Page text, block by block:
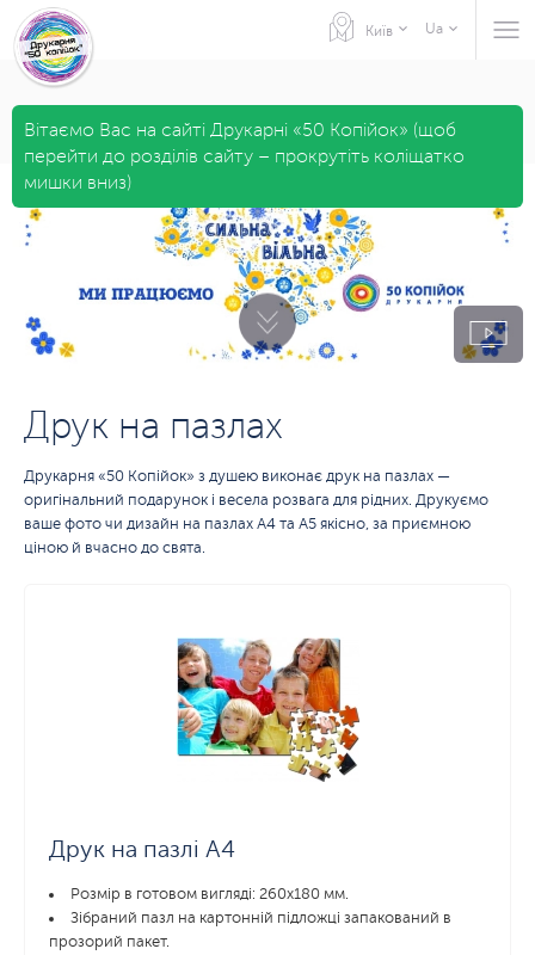
Київ Ua
Вітаємо Вас на сайті Друкарні «50 Копійок» (щоб
перейти до розділів сайту – прокрутіть коліщатко
мишки вниз)
Друк на пазлах
Друкарня «50 Копійок» з душею виконає друк на пазлах —
оригінальний подарунок і весела розвага для рідних. Друкуємо
ваше фото чи дизайн на пазлах А4 та А5 якісно, за приємною
ціною й вчасно до свята.
Друк на пазлі А4
Розмір в готовом вигляді: 260х180 мм.
Зібраний пазл на картонній підложці запакований в
прозорий пакет.